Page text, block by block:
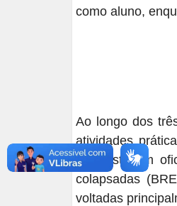
como aluno,
Ao longo dos
atividades
elas estavam
colapsadas
voltadas